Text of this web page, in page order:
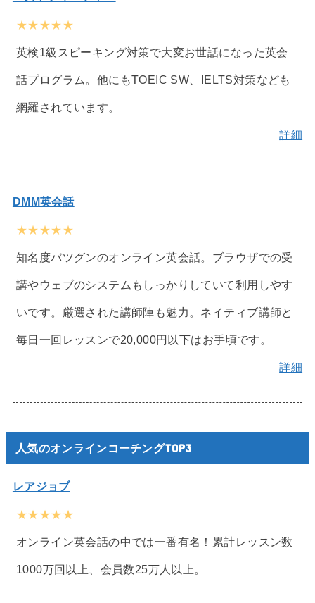
★★★★★
英検1級スピーキング対策で大変お世話になった英会
話プログラム。他にもTOEIC SW、IELTS対策なども
網羅されています。
詳細
DMM英会話
★★★★★
知名度バツグンのオンライン英会話。ブラウザでの受
講やウェブのシステムもしっかりしていて利用しやす
いです。厳選された講師陣も魅力。ネイティブ講師と
毎日一回レッスンで20,000円以下はお手頃です。
詳細
人気のオンラインコーチングTOP3
レアジョブ
★★★★★
オンライン英会話の中では一番有名！累計レッスン数
1000万回以上、会員数25万人以上。